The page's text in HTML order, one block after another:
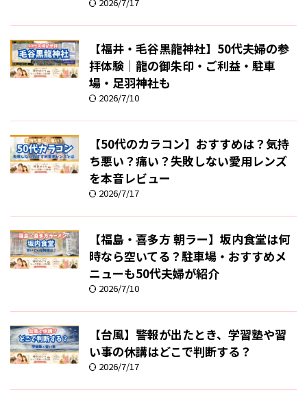
【福井・毛谷黒龍神社】50代夫婦の参
拝体験｜龍の御朱印・ご利益・駐車
場・足羽神社も
2026/7/10
【50代のカラコン】おすすめは？気持
ち悪い？痛い？失敗しない愛用レンズ
を本音レビュー
2026/7/17
【福島・喜多方 朝ラー】坂内食堂は何
時なら空いてる？駐車場・おすすめメ
ニューも50代夫婦が紹介
2026/7/10
【台風】警報が出たとき、学習塾や習
い事の休講はどこで判断する？
2026/7/17